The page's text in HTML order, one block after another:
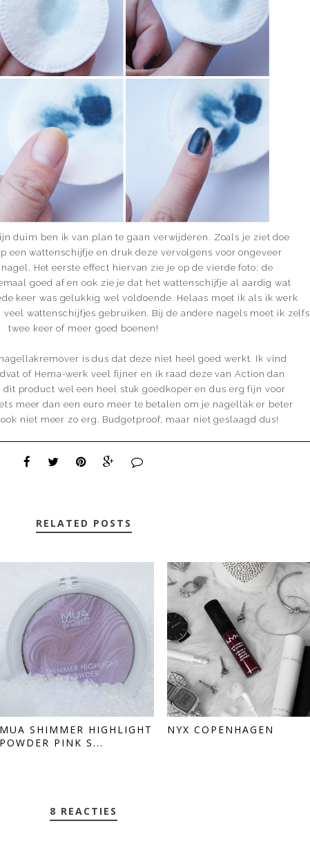
duim ben ik van plan te gaan verwijderen. Zoals je ziet doe
een wattenschijfje en druk deze vervolgens voor ongeveer
Het eerste effect hiervan zie je op de vierde foto: de
goed af en ook zie je dat het wattenschijfje al aardig wat
keer was gelukkig wel voldoende. Helaas moet ik als ik werk
wattenschijfjes gebruiken. Bij de andere nagels moet ik zelfs
twee keer of meer goed boenen!
is dus dat deze niet heel goed werkt. Ik vind
of Hema-werk veel fijner en ik raad deze van Action dan
product wel een heel stuk goedkoper en dus erg fijn voor
meer dan een euro meer te betalen om je nagellak er beter
niet meer zo erg. Budgetproof, maar niet geslaagd dus!
RELATED POSTS
MUA SHIMMER HIGHLIGHT
POWDER PINK S...
NYX COPENHAGEN
8 REACTIES